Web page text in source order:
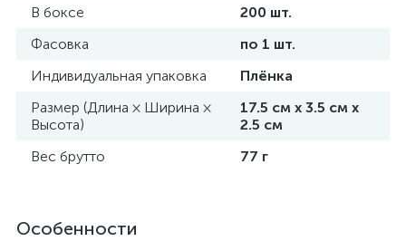
В боксе
200 шт.
Фасовка
по 1 шт.
Индивидуальная упаковка
Плёнка
Размер (Длина × Ширина ×
Высота)
17.5 см х 3.5 см х
2.5 см
Вес брутто
77 г
Особенности